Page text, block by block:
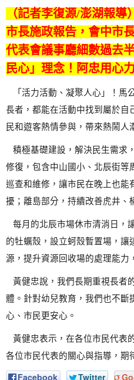
（記者李復源/澎湖報
市長施政報告，會中市
代表會議事廳細數過去
民心」理念！阿忠用心
「活力活動、凝聚人心」！馬
長者，都能在活動中找到屬於自
民和遊客熱情參與，帶來熱鬧人
積極基礎建設，解決民生需求
修復，包含中山國小、北辰街
巡查和維修，讓市民在晚上也
擾；離島部分，持續改善虎井、
每月的北辰市場休市清消日，
的牡蠣殼，設立蚵殼暫置場，
源，提升資源回收場的處理能力
黃健忠說，我們長期重視長者
體。針對幼兒教育，我們也不
心、市民更安心。
黃健忠表示，在各位市民代表
各位市民代表的關心與指導，期
Facebook Twitter